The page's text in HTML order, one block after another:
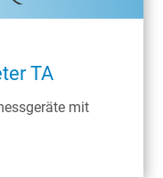
TA
mit